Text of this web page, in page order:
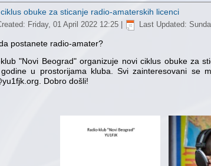
obuke za sticanje radio-amaterskih licenci
Friday, 01 April 2022 12:25| Last Updated:
postanete radio-amater?
"Novi Beograd" organizuje novi ciklus obuke za
u prostorijama kluba. Svi zainteresovani se
Dobro došli!